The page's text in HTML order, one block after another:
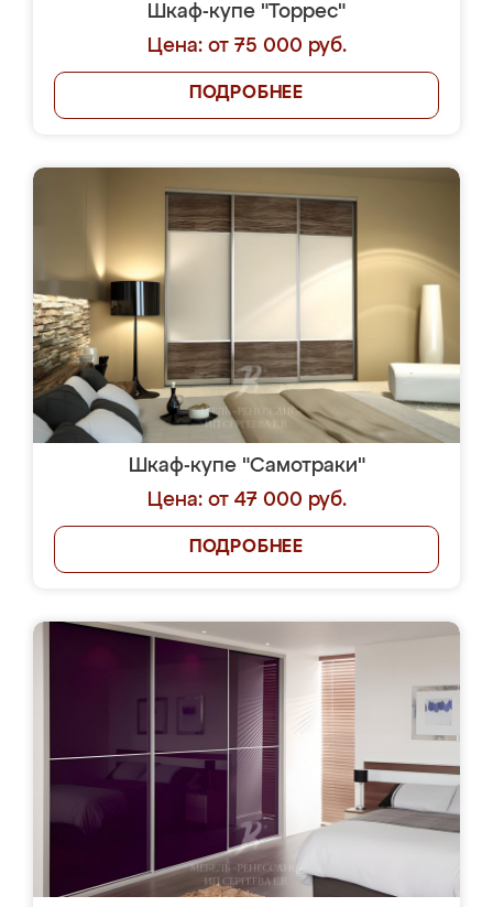
Шкаф-купе "Торрес"
Цена: от 75 000 руб.
ПОДРОБНЕЕ
Шкаф-купе "Самотраки"
Цена: от 47 000 руб.
ПОДРОБНЕЕ